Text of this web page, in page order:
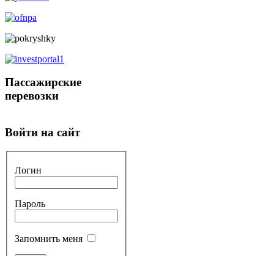
Пассажирские
перевозки
Войти на сайт
Логин
Пароль
Запомнить меня